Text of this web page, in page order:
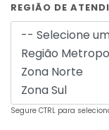
REGIÃO DE
Segure CTRL para